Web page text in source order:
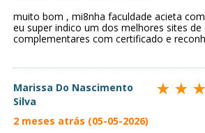
muito bom , mi8nha faculdade acieta
eu super indico um dos melhores sites de
complementares com certificado e
Marissa Do Nascimento
Silva
2 meses atrás (05-05-2026)